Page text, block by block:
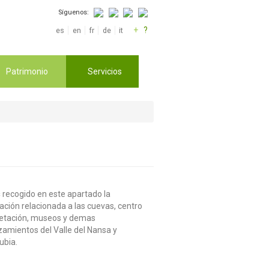
Síguenos:
es en fr de it + ?
Patrimonio Servicios
recogido en este apartado la
relacionada a las cuevas, centro
museos y demas
del Valle del Nansa y